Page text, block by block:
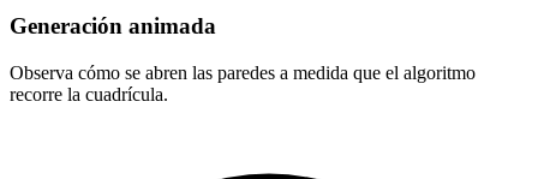
Generación animada
Observa cómo se abren las paredes a medida que el algoritmo
recorre la cuadrícula.